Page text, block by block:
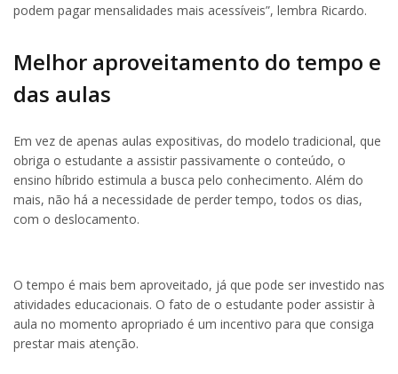
podem pagar mensalidades mais acessíveis”, lembra Ricardo.
Melhor aproveitamento do tempo e
das aulas
Em vez de apenas aulas expositivas, do modelo tradicional, que
obriga o estudante a assistir passivamente o conteúdo, o
ensino híbrido estimula a busca pelo conhecimento. Além do
mais, não há a necessidade de perder tempo, todos os dias,
com o deslocamento.
O tempo é mais bem aproveitado, já que pode ser investido nas
atividades educacionais. O fato de o estudante poder assistir à
aula no momento apropriado é um incentivo para que consiga
prestar mais atenção.